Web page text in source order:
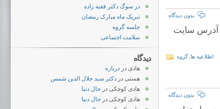
بدون دیدگاه
آدرس سایت
اطلاعیه ها ,گروه
بدون دیدگاه
در سوگ دکتر فقیه زاده
تبریک ماه مبارک رمضان
جلسه گروه
سلامت اجتماعی
دیدگاه
هادی در درباره
هستی در دکتر سید جلال الدین شمس
هادی کوچکی در حال دنیا
هادی کوچکی در حال دنیا